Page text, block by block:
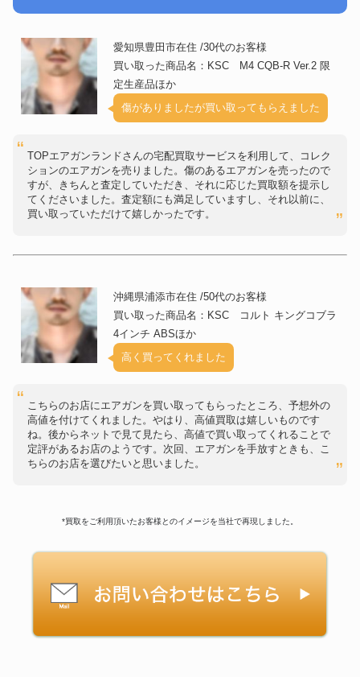
愛知県豊田市在住 /30代のお客様
買い取った商品名：KSC M4 CQB-R Ver.2 限
定生産品ほか
傷がありましたが買い取ってもらえました
TOPエアガンランドさんの宅配買取サービスを利用して、コレク
ションのエアガンを売りました。傷のあるエアガンを売ったので
すが、きちんと査定していただき、それに応じた買取額を提示し
てくださいました。査定額にも満足していますし、それ以前に、
買い取っていただけて嬉しかったです。
沖縄県浦添市在住 /50代のお客様
買い取った商品名：KSC コルト キングコブラ
4インチ ABSほか
高く買ってくれました
こちらのお店にエアガンを買い取ってもらったところ、予想外の
高値を付けてくれました。やはり、高値買取は嬉しいものです
ね。後からネットで見て見たら、高値で買い取ってくれることで
定評があるお店のようです。次回、エアガンを手放すときも、こ
ちらのお店を選びたいと思いました。
*買取をご利用頂いたお客様とのイメージを当社で再現しました。